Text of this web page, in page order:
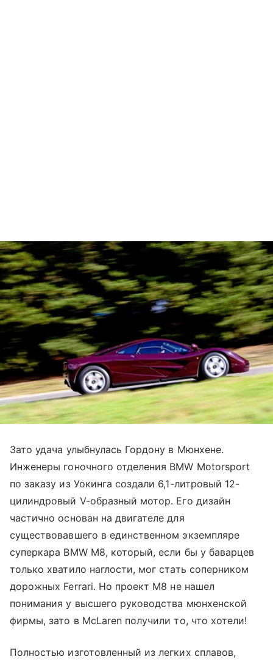
Зато удача улыбнулась Гордону в Мюнхене.
Инженеры гоночного отделения BMW Motorsport
по заказу из Уокинга создали 6,1-литровый 12-
цилиндровый V-образный мотор. Его дизайн
частично основан на двигателе для
существовавшего в единственном экземпляре
суперкара BMW M8, который, если бы у баварцев
только хватило наглости, мог стать соперником
дорожных Ferrari. Но проект М8 не нашел
понимания у высшего руководства мюнхенской
фирмы, зато в McLaren получили то, что хотели!
Полностью изготовленный из легких сплавов,